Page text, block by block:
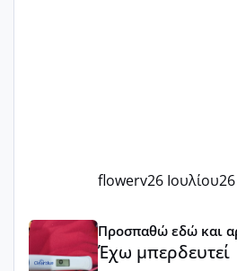
flowerv26 Ιουλίου
Έχω μπερδευτεί
Προσπαθώ εδώ και
Έχω μπερδευτεί